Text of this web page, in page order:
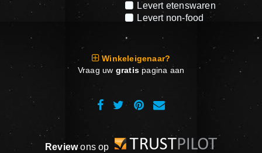
Levert etenswaren
Levert non-food
Winkeleigenaar?
Vraag uw gratispagina aan
Reviewons op